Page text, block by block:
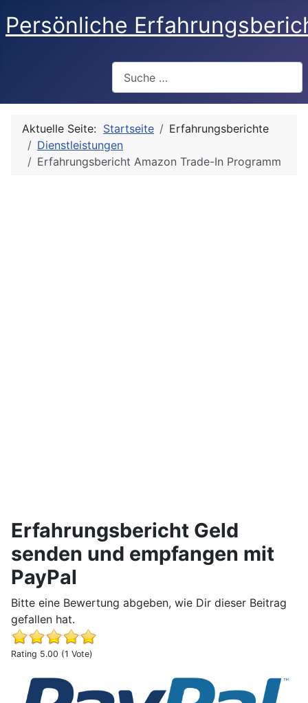
Persönliche
Aktuelle Seite: Startseite
Erfahrungsberichte
Dienstleistungen
Erfahrungsbericht Amazon Trade-In Programm
Erfahrungsbericht Geld
senden und empfangen mit
PayPal
Bitte eine Bewertung abgeben, wie Dir dieser Beitrag
gefallen hat.
Rating 5.00 (1 Vote)
Erfahrungsbericht Geld senden und empfangen mit